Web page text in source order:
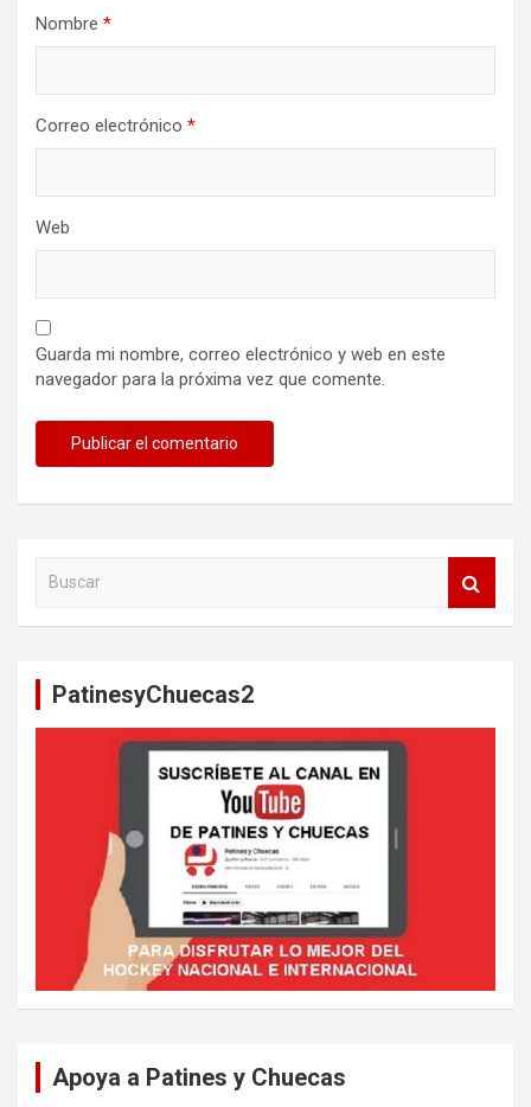
Nombre *
Correo electrónico *
Web
Guarda mi nombre, correo electrónico y web en este
navegador para la próxima vez que comente.
PatinesyChuecas2
Apoya a Patines y Chuecas